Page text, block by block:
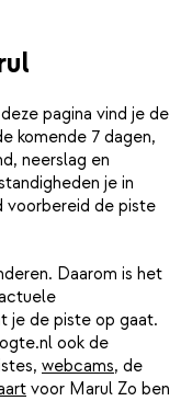
pagina vind je de
komende 7 dagen,
neerslag en
je in
voorbereid de piste
Daarom is het
je de piste op gaat.
ook de
webcams, de
voor Marul Zo ben